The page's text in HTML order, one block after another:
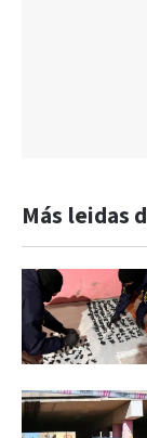
Más leidas